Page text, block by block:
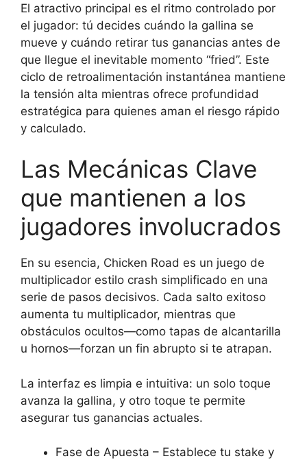
El atractivo principal es el ritmo controlado por
el jugador: tú decides cuándo la gallina se
mueve y cuándo retirar tus ganancias antes de
que llegue el inevitable momento “fried”. Este
ciclo de retroalimentación instantánea mantiene
la tensión alta mientras ofrece profundidad
estratégica para quienes aman el riesgo rápido
y calculado.
Las Mecánicas Clave
que mantienen a los
jugadores involucrados
En su esencia, Chicken Road es un juego de
multiplicador estilo crash simplificado en una
serie de pasos decisivos. Cada salto exitoso
aumenta tu multiplicador, mientras que
obstáculos ocultos—como tapas de alcantarilla
u hornos—forzan un fin abrupto si te atrapan.
La interfaz es limpia e intuitiva: un solo toque
avanza la gallina, y otro toque te permite
asegurar tus ganancias actuales.
Fase de Apuesta – Establece tu stake y